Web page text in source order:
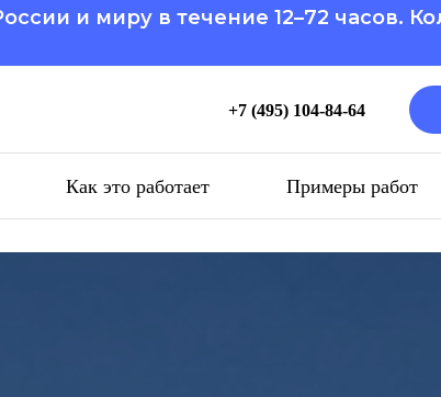
и миру в течение 12–72 часов.
+7 (495) 104-84-64
Как это работает Примеры работ